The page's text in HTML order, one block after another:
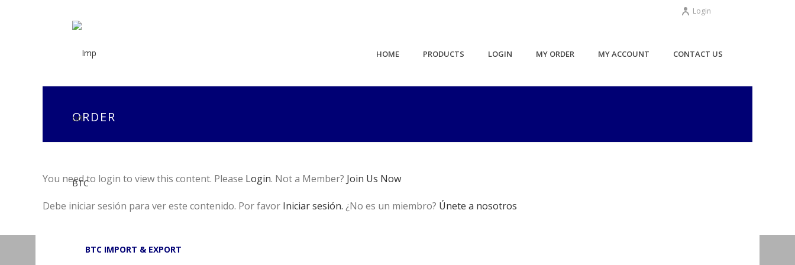
Login
HOME PRODUCTS LOGIN MY ORDER MY ACCOUNT CONTACT US
ORDER
You need to login to view this content. Please Login. Not a Member? Join Us Now
Debe iniciar sesión para ver este contenido. Por favor Iniciar sesión. ¿No es un miembro? Únete a nosotros
BTC IMPORT & EXPORT